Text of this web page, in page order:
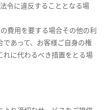
令に違反することとなる場
費用を要する場合その他の利
あって、お客様ご自身の権
に代わるべき措置をとる場